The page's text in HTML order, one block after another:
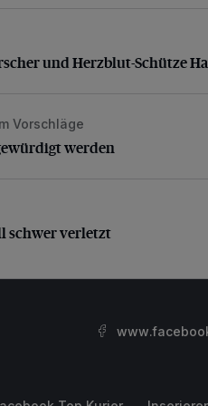
und Herzblut-Schütze
und Herzblut-Schütze
werden
Vorschläge
werden
verletzt
schwer verletzt